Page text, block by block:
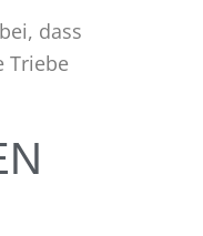
dass
Triebe